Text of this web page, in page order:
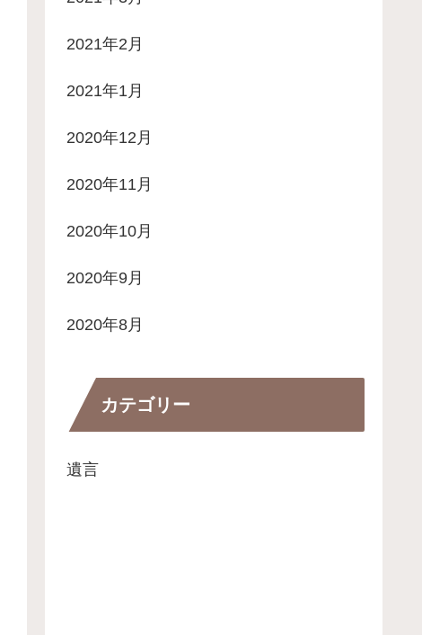
2021年2月
2021年1月
2020年12月
2020年11月
2020年10月
2020年9月
2020年8月
カテゴリー
遺言